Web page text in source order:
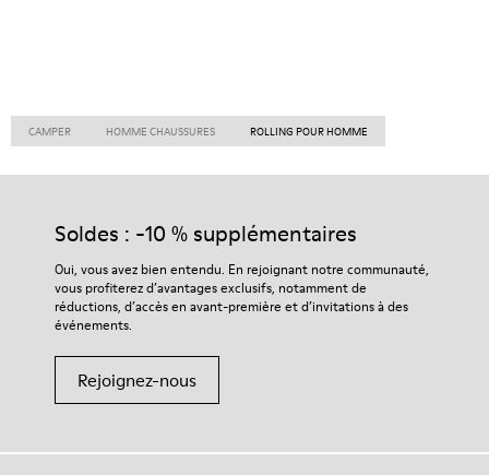
CAMPER HOMME CHAUSSURES ROLLING POUR HOMME
Soldes : -10 % supplémentaires
Oui, vous avez bien entendu. En rejoignant notre communauté,
vous profiterez d’avantages exclusifs, notamment de
réductions, d’accès en avant-première et d’invitations à des
événements.
Rejoignez-nous